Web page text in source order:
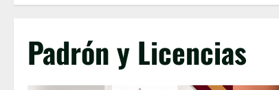
Padrón y Licencias